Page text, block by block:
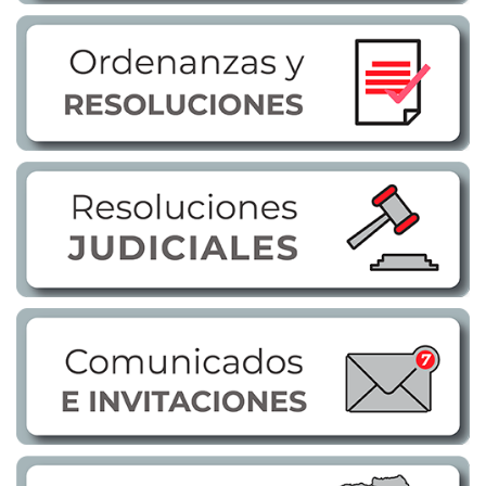
Transparencia
LOTAIP
GAD Macará
2025
2020
2021
2016
2015
2014